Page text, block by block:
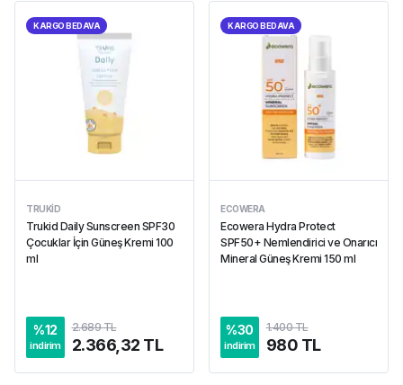
KARGO BEDAVA
TRUKID
Trukid Daily Sunscreen SPF30
Çocuklar İçin Güneş Kremi 100
ml
%12
indirim
2.689 TL
2.366,32 TL
KARGO BEDAVA
ECOWERA
Ecowera Hydra Protect
SPF50+ Nemlendirici ve Onarıcı
Mineral Güneş Kremi 150 ml
%30
indirim
1.400 TL
980 TL